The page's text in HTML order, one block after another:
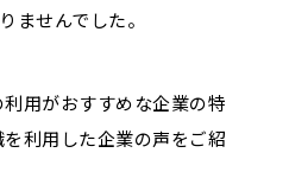
ませんでした。
用がおすすめな企業の特
利用した企業の声をご紹